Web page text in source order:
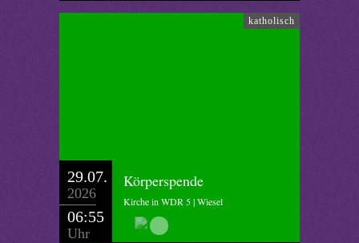
katholisch
29.07.
2026
06:55
Uhr
Körperspende
Kirche in WDR 5 | Wiesel